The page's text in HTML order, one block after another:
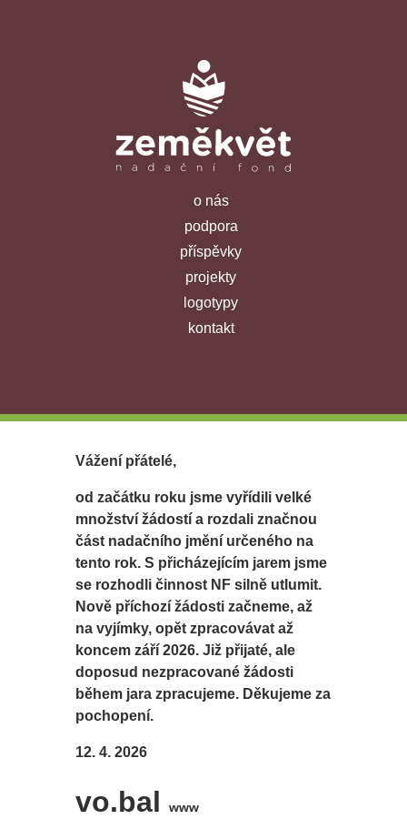
o nás
podpora
příspěvky
projekty
logotypy
kontakt
Vážení přátelé,
od začátku roku jsme vyřídili velké
množství žádostí a rozdali značnou
část nadačního jmění určeného na
tento rok. S přicházejícím jarem jsme
se rozhodli činnost NF silně utlumit.
Nově příchozí žádosti začneme, až
na vyjímky, opět zpracovávat až
koncem září 2026. Již přijaté, ale
doposud nezpracované žádosti
během jara zpracujeme. Děkujeme za
pochopení.
12. 4. 2026
vo.balwww